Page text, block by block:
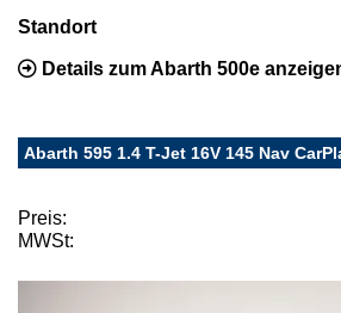
Standort
Details zum Abarth 500e
Abarth 595 1.4 T-Jet 16V 145 Nav
Preis:
MWSt: